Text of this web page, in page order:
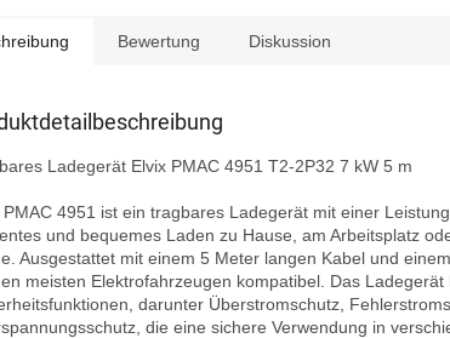
Bewertung Diskussion
Ladegerät Elvix PMAC 4951 T2-2P32 7 kW 5 m
PMAC 4951 ist ein tragbares Ladegerät mit einer
und bequemes Laden zu Hause, am Arbeitsplatz
Ausgestattet mit einem 5 Meter langen Kabel und
meisten Elektrofahrzeugen kompatibel. Das Ladegerät
darunter Überstromschutz,
die eine sichere Verwendung in